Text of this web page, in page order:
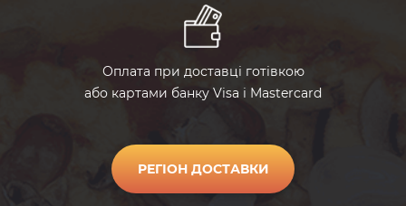
Оплата при доставці готівкою
або картами банку Visa і Mastercard
РЕГІОН ДОСТАВКИ